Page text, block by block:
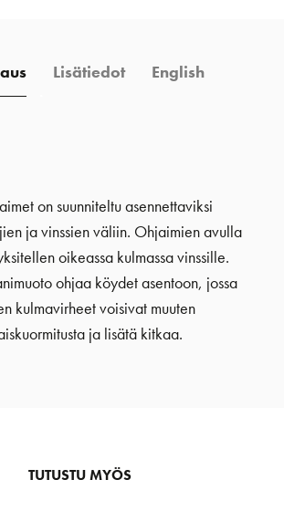
Lisätiedot English
on suunniteltu asennettaviksi
ja vinssien väliin. Ohjaimien avulla
oikeassa kulmassa vinssille.
ohjaa köydet asentoon, jossa
kulmavirheet voisivat muuten
ja lisätä kitkaa.
TUTUSTU MYÖS